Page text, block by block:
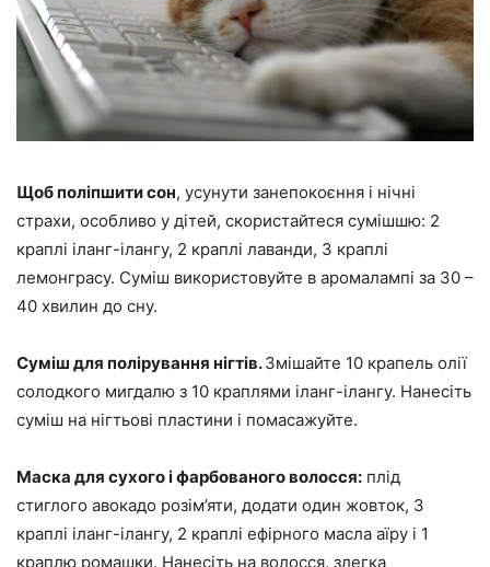
Щоб поліпшити сон, усунути занепокоєння і нічні
страхи, особливо у дітей, скористайтеся сумішшю: 2
краплі іланг-ілангу, 2 краплі лаванди, 3 краплі
лемонграсу. Суміш використовуйте в аромалампі за 30 –
40 хвилин до сну.
Суміш для полірування нігтів.Змішайте 10 крапель олії
солодкого мигдалю з 10 краплями іланг-ілангу. Нанесіть
суміш на нігтьові пластини і помасажуйте.
Маска для сухого і фарбованого волосся: плід
стиглого авокадо розім’яти, додати один жовток, 3
краплі іланг-ілангу, 2 краплі ефірного масла аїру і 1
краплю ромашки. Нанесіть на волосся, злегка